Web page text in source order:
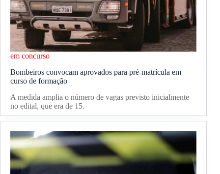
em concurso
Bombeiros convocam aprovados para pré-matrícula em
curso de formação
A medida amplia o número de vagas previsto inicialmente
no edital, que era de 15.